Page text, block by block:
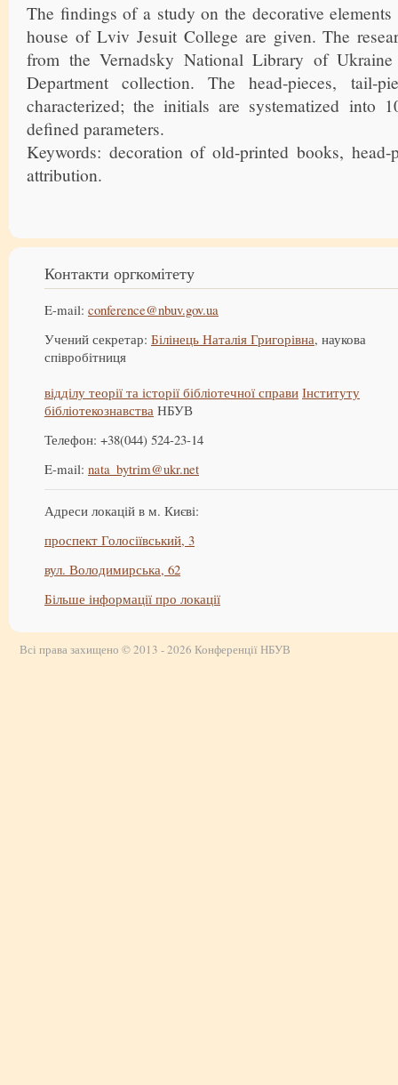
The findings of a study on the decorative
house of Lviv Jesuit College are given. The
from the Vernadsky National Library of
Department collection. The head-pieces, tail-
characterized; the initials are systematized into
defined parameters.
Keywords: decoration of old-printed books,
attribution.
Контакти оргкомітету
E-mail: conference@nbuv.gov.ua
Учений секретар: Білінець Наталія Григорівна, наукова
співробітниця
відділу теорії та історії бібліотечної справи Інституту
бібліотекознавства НБУВ
Телефон: +38(044) 524-23-14
E-mail: nata_bytrim@ukr.net
Адреси локацій в м. Києві:
проспект Голосіївський, 3
вул. Володимирська, 62
Більше інформації про локації
Всі права захищено © 2013 - 2026 Конференції НБУВ